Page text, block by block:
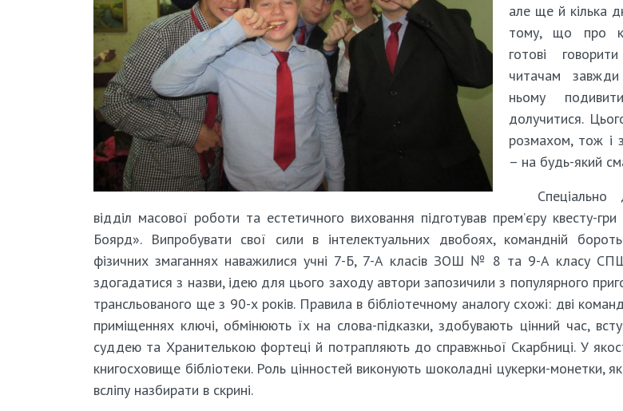
але ще й кілька
тому, що про
готові
читачам
ньому
долучитися.
розмахом, тож і
– на будь-який
відділ масової роботи та естетичного виховання підготував прем’єру квесту-
Боярд». Випробувати свої сили в інтелектуальних двобоях, командній
фізичних змаганнях наважилися учні 7-Б, 7-А класів ЗОШ № 8 та 9-А класу
здогадатися з назви, ідею для цього заходу автори запозичили з популярного
трансльованого ще з 90-х років. Правила в бібліотечному аналогу схожі: дві
приміщеннях ключі, обмінюють їх на слова-підказки, здобувають цінний час,
суддею та Хранителькою фортеці й потрапляють до справжньої Скарбниці. У
книгосховище бібліотеки. Роль цінностей виконують шоколадні цукерки-монетки,
всліпу назбирати в скрині.